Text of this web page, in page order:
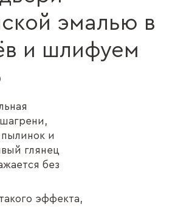
эмалью в
и шлифуем
и
глянец
без
эффекта,